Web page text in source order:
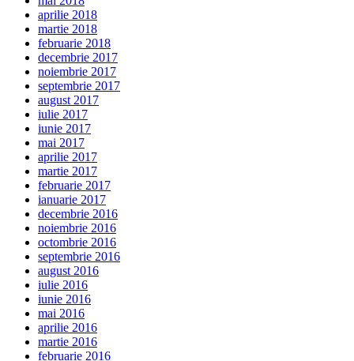
aprilie 2018
martie 2018
februarie 2018
decembrie 2017
noiembrie 2017
septembrie 2017
august 2017
iulie 2017
iunie 2017
mai 2017
aprilie 2017
martie 2017
februarie 2017
ianuarie 2017
decembrie 2016
noiembrie 2016
octombrie 2016
septembrie 2016
august 2016
iulie 2016
iunie 2016
mai 2016
aprilie 2016
martie 2016
februarie 2016